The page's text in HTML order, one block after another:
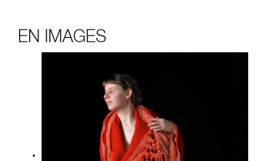
EN IMAGES